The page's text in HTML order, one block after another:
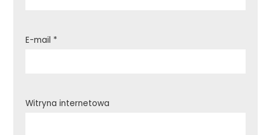
E-mail *
Witryna internetowa